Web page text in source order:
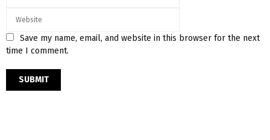
Save my name, email, and website in this browser for the next
time I comment.